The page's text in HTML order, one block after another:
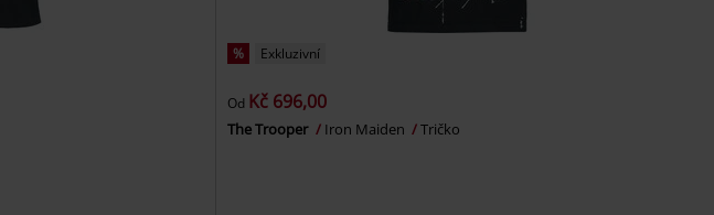
% Exkluzivní
Od Kč 696,00
The Trooper Iron Maiden Tričko